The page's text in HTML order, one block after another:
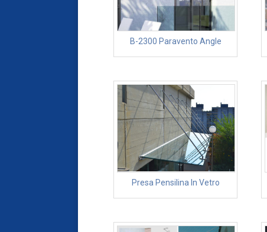
B-2300 Paravento Angle
Presa Pensilina In Vetro